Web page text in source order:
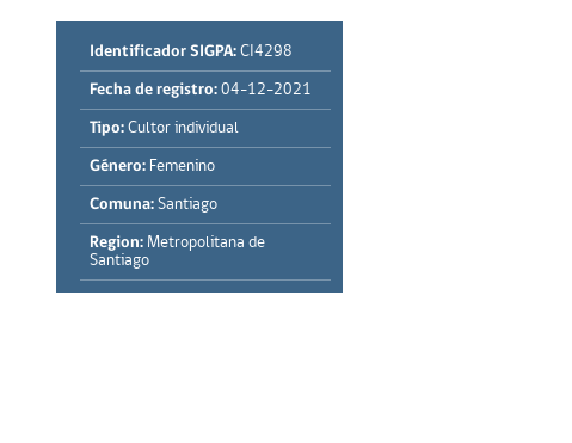
Identificador SIGPA: CI4298
Fecha de registro: 04-12-2021
Tipo: Cultor individual
Género: Femenino
Comuna: Santiago
Region: Metropolitana de
Santiago